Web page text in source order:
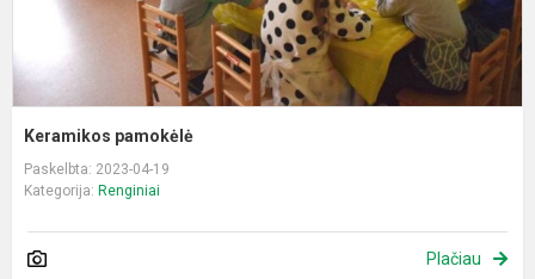
Keramikos pamokėlė
Paskelbta: 2023-04-19
Kategorija: Renginiai
Plačiau